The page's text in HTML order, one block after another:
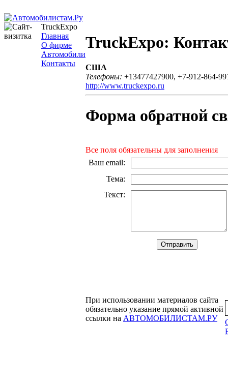
TruckExpo
Главная
О фирме
Автомобили
Контакты
TruckExpo:
США
Телефоны: +13477427900, +7-912-864-
http://www.truckexpo.ru
Форма обратной
Все поля обязательны для заполнения
Ваш email:
Тема:
Текст:
При использовании материалов сайта
обязательно указание прямой активной
ссылки на АВТОМОБИЛИСТАМ.РУ